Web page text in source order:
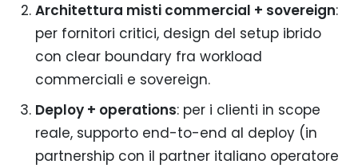
Architettura misti commercial + sovereign:
per fornitori critici, design del setup ibrido
con clear boundary fra workload
commerciali e sovereign.
Deploy + operations: per i clienti in scope
reale, supporto end-to-end al deploy (in
partnership con il partner italiano operatore